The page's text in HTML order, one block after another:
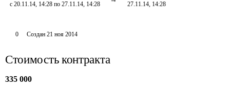
с 20.11.14, 14:28 по 27.11.14, 14:28
27.11.14, 14:28
0 Создан 21 ноя 2014
Стоимость контракта
335 000